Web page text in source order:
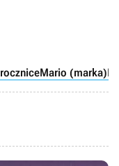
roczniceMario (marka)